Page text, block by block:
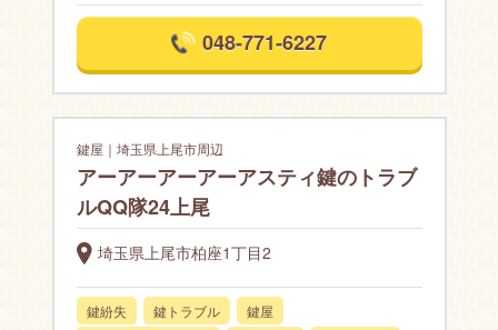
048-771-6227
鍵屋｜埼玉県上尾市周辺
アーアーアーアーアスティ鍵のトラブ
ルQQ隊24上尾
埼玉県上尾市柏座1丁目2
鍵紛失 鍵トラブル
鍵屋